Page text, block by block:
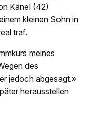
Känel (42)
kleinen Sohn in
traf.
meines
des
jedoch abgesagt.»
herausstellen